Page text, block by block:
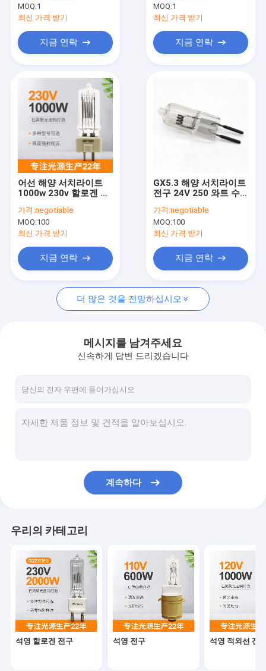
제품
우리에 대하여
품질 관리
뉴스
인용문을 요구하세요
석영 할로겐 전구
석영 적외선 전구
석영 할로겐 전구
수정 아이오딘 램프
현미경 램프 전구
두배 종결한 할로겐 전구
단일단 형태 할로겐 램프
스테이지 광 할로겐 전구
MOQ:1
최신 가격 받기
지금 연락
MOQ:1
최신 가격 받기
지금 연락
어선 해양 서치라이트
1000w 230v 할로겐 전
가격:negotiable
MOQ:100
최신 가격 받기
지금 연락
GX5.3 해양 서치라이트
전구 24V 250 와트 수
터 전구 2 핀 캡슐
가격:negotiable
MOQ:100
최신 가격 받기
지금 연락
더 많은 것을 전망하십시오
메시지를 남겨주세요
신속하게 답변 드리겠습니다
계속하다
우리의 카테고리
석영 할로겐 전구 석영 전구 석영 적외선 전